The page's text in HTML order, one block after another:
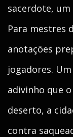
sacerdote,
Para mestres
anotações
jogadores.
adivinho que
deserto, a
contra